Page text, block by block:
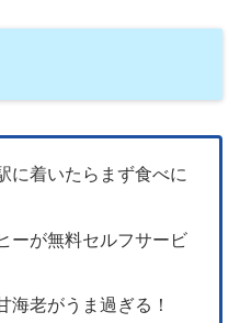
に着いたらまず食べに
ーが無料セルフサービ
海老がうま過ぎる！